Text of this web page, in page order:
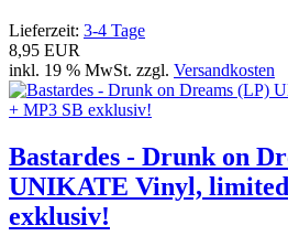
Lieferzeit: 3-4 Tage
8,95 EUR
inkl. 19 % MwSt. zzgl. Versandkosten
Bastardes - Drunk on
UNIKATE Vinyl, limited
exklusiv!